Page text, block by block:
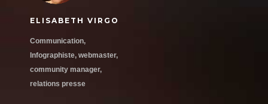
ELISABETH VIRGO
Communication,
Infographiste, webmaster,
community manager,
relations presse